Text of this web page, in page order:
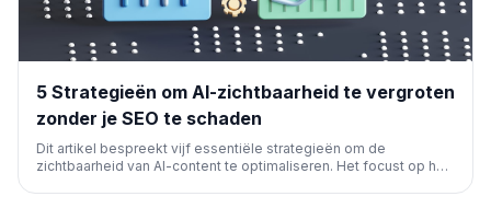
5 Strategieën om AI-zichtbaarheid te vergroten
zonder je SEO te schaden
Dit artikel bespreekt vijf essentiële strategieën om de
zichtbaarheid van AI-content te optimaliseren. Het focust op het